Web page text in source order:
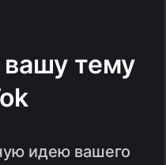
тему
идею вашего